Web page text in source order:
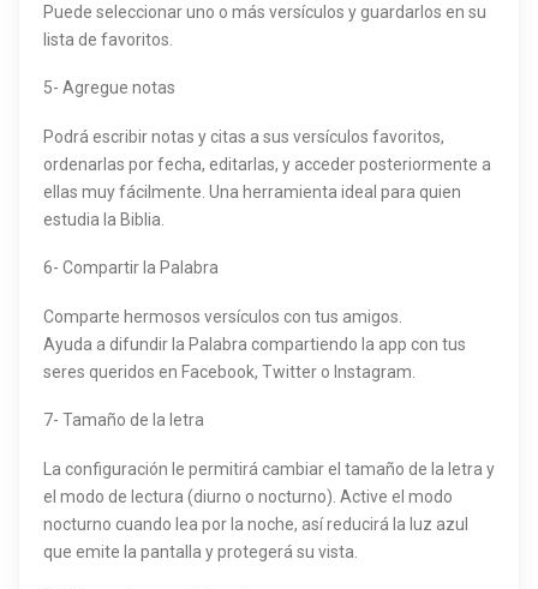
Puede seleccionar uno o más versículos y guardarlos en su
lista de favoritos.
5- Agregue notas
Podrá escribir notas y citas a sus versículos favoritos,
ordenarlas por fecha, editarlas, y acceder posteriormente a
ellas muy fácilmente. Una herramienta ideal para quien
estudia la Biblia.
6- Compartir la Palabra
Comparte hermosos versículos con tus amigos.
Ayuda a difundir la Palabra compartiendo la app con tus
seres queridos en Facebook, Twitter o Instagram.
7- Tamaño de la letra
La configuración le permitirá cambiar el tamaño de la letra y
el modo de lectura (diurno o nocturno). Active el modo
nocturno cuando lea por la noche, así reducirá la luz azul
que emite la pantalla y protegerá su vista.